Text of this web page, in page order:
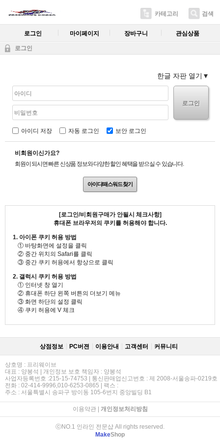
카테고리 검색
로그인 마이페이지 장바구니 관심상품
로그인
한글 자판 열기
로그인
아이디 저장 자동 로그인 보안 로그인
비회원이신가요?
회원이 되시면 빠른 신상품 정보와 다양한 할인 혜택을 받으실 수 있습니다.
아이디/패스워드 찾기
[로그인/비회원구매가 안될시 체크사항]
휴대폰 브라우저의 쿠키를 허용해야 합니다.
1. 아이폰 쿠키 허용 방법
① 바탕화면에 설정을 클릭
② 중간 위치의 Safari를 클릭
③ 중간 쿠키 허용에서 항상으로 클릭
2. 갤럭시 쿠키 허용 방법
① 인터넷 창 열기
② 휴대폰 하단 왼쪽 버튼의 더보기 메뉴
③ 화면 하단의 설정 클릭
④ 쿠키 허용에 V 체크
상점정보 PC버젼 이용안내 고객센터 커뮤니티
상호명 : 프리웨이브
대표 : 양봉석 | 개인정보 보호 책임자 : 양봉석
사업자등록번호 :215-15-74753 | 통신판매업신고번호 : 제 2008-서울송파-0219호
전화 : 02-414-9996,010-6253-0865 | 팩스 :
주소 : 서울특별시 송파구 방이동 105-6번지 중앙빌딩 B1
이용약관| 개인정보처리방침
ⓒNO.1 인라인 전문샵 All rights reserved.
MakeShop